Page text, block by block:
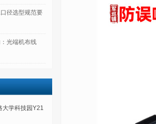
径选型规范要
光端机布线
大学科技园Y21